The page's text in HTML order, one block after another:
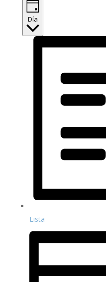
Día
Lista